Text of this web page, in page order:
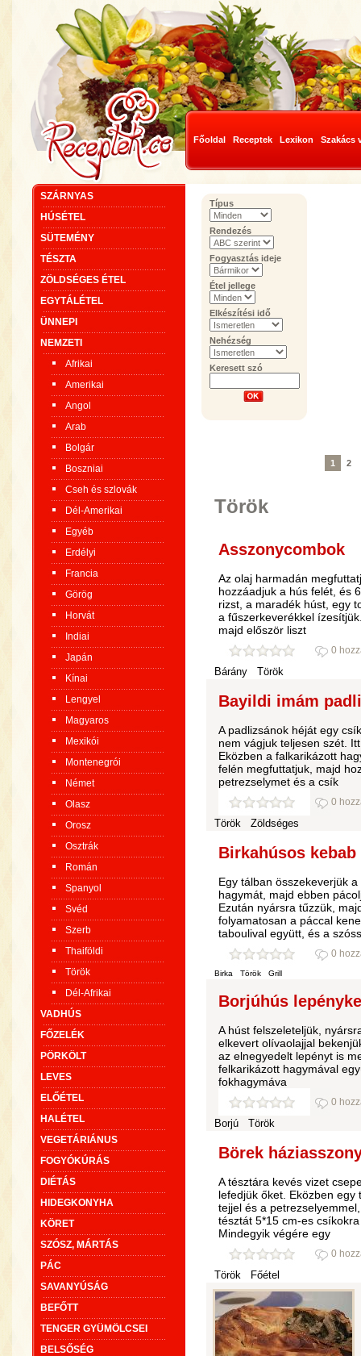
Főoldal Receptek Lexikon Szakács
SZÁRNYAS
HÚSÉTEL
SÜTEMÉNY
TÉSZTA
ZÖLDSÉGES ÉTEL
EGYTÁLÉTEL
ÜNNEPI
NEMZETI
Afrikai
Amerikai
Angol
Arab
Bolgár
Boszniai
Cseh és szlovák
Dél-Amerikai
Egyéb
Erdélyi
Francia
Görög
Horvát
Indiai
Japán
Kínai
Lengyel
Magyaros
Mexikói
Montenegrói
Német
Olasz
Orosz
Osztrák
Román
Spanyol
Svéd
Szerb
Thaiföldi
Török
Dél-Afrikai
VADHÚS
FŐZELÉK
PÖRKÖLT
LEVES
ELŐÉTEL
HALÉTEL
VEGETÁRIÁNUS
FOGYÓKÚRÁS
DIÉTÁS
HIDEGKONYHA
KÖRET
SZÓSZ, MÁRTÁS
PÁC
SAVANYÚSÁG
BEFŐTT
TENGER GYÜMÖLCSEI
BELSŐSÉG
Típus
Rendezés
Fogyasztás ideje
Étel jellege
Elkészítési idő
Nehézség
Keresett szó
1 2
Török
Asszonycombok
Az olaj harmadán
hozzáadjuk a hús felét, és
rizst, a maradék húst, egy
a fűszerkeverékkel
majd először liszt
0
Bárány
Török
Bayildi imám
A padlizsánok héját egy
nem vágjuk teljesen szét.
Eközben a falkarikázott
felén megfuttatjuk, majd
petrezselymet és a csík
0
Török
Zöldséges
Birkahúsos
Egy tálban összekeverjük
hagymát, majd ebben
Ezután nyársra tűzzük,
folyamatosan a páccal
taboulival együtt, és a
0
Birka Török Grill
Borjúhús
A húst felszeleteljük,
elkevert olívaolajjal
az elnegyedelt lepényt is
felkarikázott hagymával
fokhagymáva
0
Borjú
Török
Börek
A tésztára kevés vizet
lefedjük őket. Eközben
tejjel és a
tésztát 5*15 cm-es
Mindegyik végére egy
0
Török
Főétel